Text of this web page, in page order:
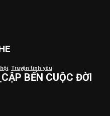
, Truyện tình yêu
CẬP BẾN CUỘC ĐỜI